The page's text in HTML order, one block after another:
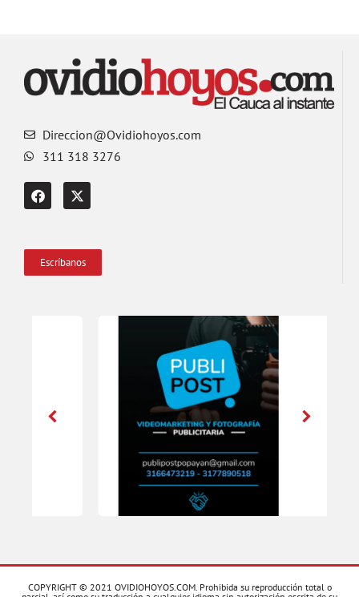
Direccion@Ovidiohoyos.com
311 318 3276
Escríbanos
COPYRIGHT © 2021 OVIDIOHOYOS.COM. Prohibida su reproducción total o